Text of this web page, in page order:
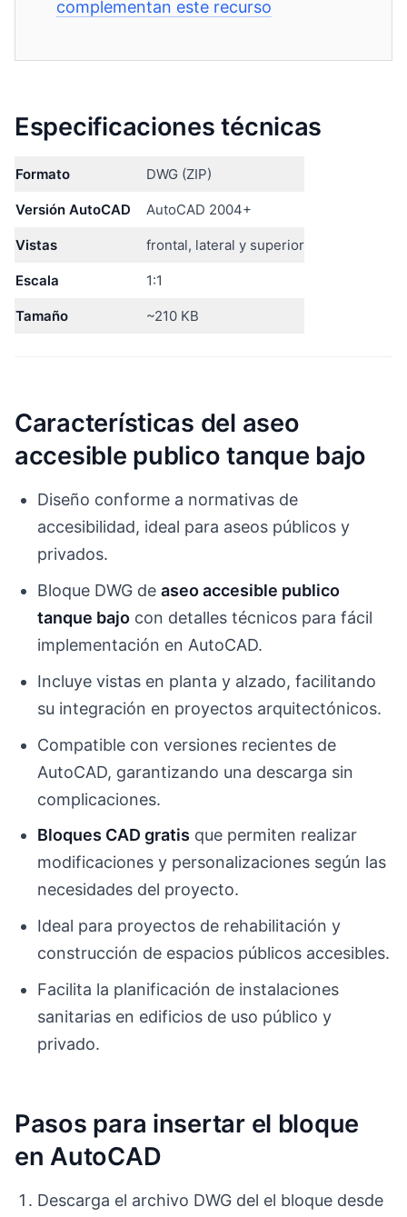
complementan este recurso
Especificaciones técnicas
Formato DWG (ZIP)
Versión AutoCAD AutoCAD 2004+
Vistas frontal, lateral y superior
Escala 1:1
Tamaño ~210 KB
Características del aseo
accesible publico tanque bajo
Diseño conforme a normativas de
accesibilidad, ideal para aseos públicos y
privados.
Bloque DWG deaseo accesible publico
tanque bajo con detalles técnicos para fácil
implementación en AutoCAD.
Incluye vistas en planta y alzado, facilitando
su integración en proyectos arquitectónicos.
Compatible con versiones recientes de
AutoCAD, garantizando una descarga sin
complicaciones.
Bloques CAD gratis que permiten realizar
modificaciones y personalizaciones según las
necesidades del proyecto.
Ideal para proyectos de rehabilitación y
construcción de espacios públicos accesibles.
Facilita la planificación de instalaciones
sanitarias en edificios de uso público y
privado.
Pasos para insertar el bloque
en AutoCAD
Descarga el archivo DWG del el bloque desde